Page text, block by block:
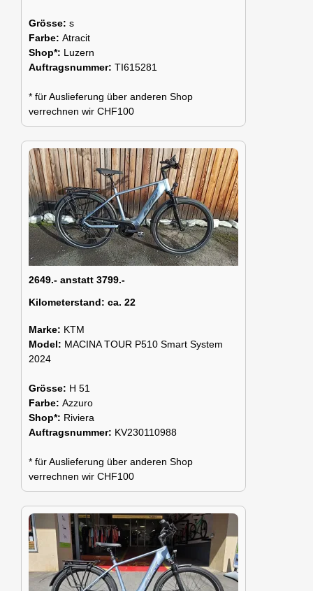
Grösse: s
Farbe: Atracit
Shop*: Luzern
Auftragsnummer: TI615281
* für Auslieferung über anderen Shop
verrechnen wir CHF100
2649.- anstatt 3799.-
Kilometerstand: ca. 22
Marke: KTM
Model: MACINA TOUR P510 Smart System
2024
Grösse: H 51
Farbe: Azzuro
Shop*: Riviera
Auftragsnummer: KV230110988
* für Auslieferung über anderen Shop
verrechnen wir CHF100